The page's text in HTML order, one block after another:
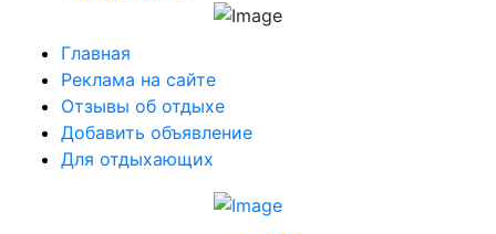
Главная
Реклама на сайте
Отзывы об отдыхе
Добавить объявление
Для отдыхающих